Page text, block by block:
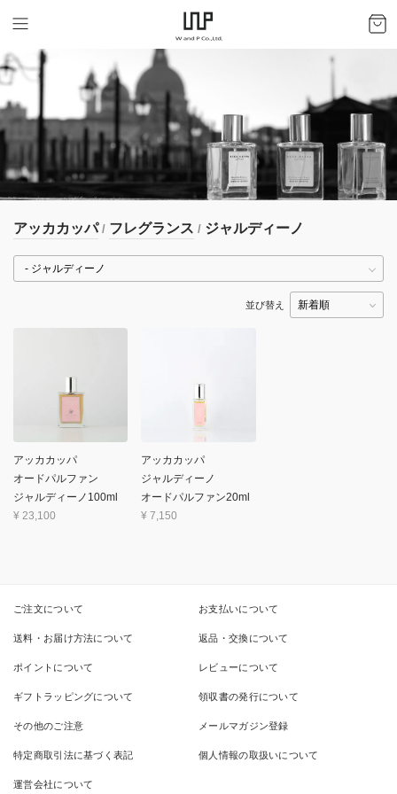
アッカカッパ / フレグランス / ジャルディーノ
並び替え
アッカカッパ
オードパルファン
ジャルディーノ100ml
¥ 23,100
アッカカッパ
ジャルディーノ
オードパルファン20ml
¥ 7,150
ご注文について お支払いについて
送料・お届け方法について 返品・交換について
ポイントについて レビューについて
ギフトラッピングについて 領収書の発行について
その他のご注意 メールマガジン登録
特定商取引法に基づく表記 個人情報の取扱いについて
運営会社について